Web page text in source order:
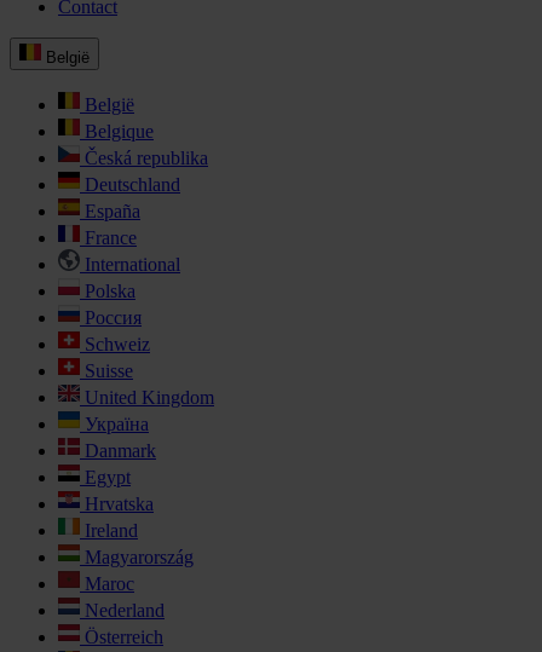
Contact
België
België
Belgique
Česká republika
Deutschland
España
France
International
Polska
Россия
Schweiz
Suisse
United Kingdom
Україна
Danmark
Egypt
Hrvatska
Ireland
Magyarország
Maroc
Nederland
Österreich